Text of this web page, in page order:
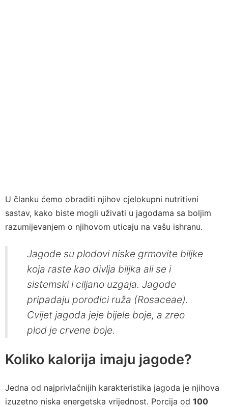
U članku ćemo obraditi njihov cjelokupni nutritivni
sastav, kako biste mogli uživati u jagodama sa boljim
razumijevanjem o njihovom uticaju na vašu ishranu.
Jagode su plodovi niske grmovite biljke
koja raste kao divlja biljka ali se i
sistemski i ciljano uzgaja. Jagode
pripadaju porodici ruža (Rosaceae).
Cvijet jagoda jeje bijele boje, a zreo
plod je crvene boje.
Koliko kalorija imaju jagode?
Jedna od najprivlačnijih karakteristika jagoda je njihova
izuzetno niska energetska vrijednost. Porcija od 100